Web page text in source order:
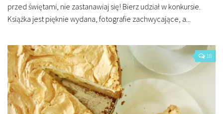
Lifestyle
Kultura
Wydarzenia
Podróże
przed świętami, nie zastanawiaj się! Bierz udział w konkursie.
Książka jest pięknie wydana, fotografie zachwycające, a...
18